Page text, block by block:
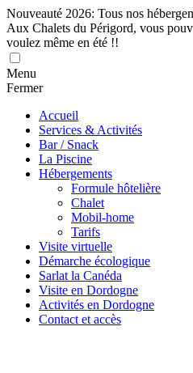
Nouveauté 2026: Tous nos
Aux Chalets du Périgord, vous
voulez même en été !!
Menu
Fermer
Accueil
Services & Activités
Bar / Snack
La Piscine
Hébergements
Formule hôtelière
Chalet
Mobil-home
Tarifs
Visite virtuelle
Démarche écologique
Sarlat la Canéda
Visite en Dordogne
Activités en Dordogne
Contact et accès